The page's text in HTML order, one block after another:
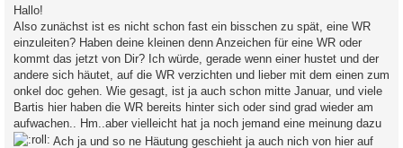
i
t
r
g
Hallo!
Also zunächst ist es nicht schon fast ein bisschen zu spät, eine WR
einzuleiten? Haben deine kleinen denn Anzeichen für eine WR oder
kommt das jetzt von Dir? Ich würde, gerade wenn einer hustet und der
andere sich häutet, auf die WR verzichten und lieber mit dem einen zum
onkel doc gehen. Wie gesagt, ist ja auch schon mitte Januar, und viele
Bartis hier haben die WR bereits hinter sich oder sind grad wieder am
aufwachen.. Hm..aber vielleicht hat ja noch jemand eine meinung dazu
Ach ja und so ne Häutung geschieht ja auch nich von hier auf